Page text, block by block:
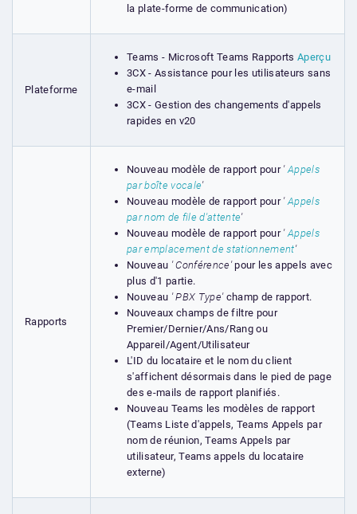
la plate-forme de communication)
Plateforme
Teams - Microsoft Teams Rapports Aperçu
3CX - Assistance pour les utilisateurs sans
e-mail
3CX - Gestion des changements d'appels
rapides en v20
Rapports
Nouveau modèle de rapport pour 'Appels
par boîte vocale'
Nouveau modèle de rapport pour 'Appels
par nom de file d'attente'
Nouveau modèle de rapport pour 'Appels
par emplacement de stationnement'
Nouveau ' Conférence'pour les appels avec
plus d'1 partie.
Nouveau ' PBX Type'champ de rapport.
Nouveaux champs de filtre pour
Premier/Dernier/Ans/Rang ou
Appareil/Agent/Utilisateur
L'ID du locataire et le nom du client
s'affichent désormais dans le pied de page
des e-mails de rapport planifiés.
Nouveau Teams les modèles de rapport
(Teams Liste d'appels, Teams Appels par
nom de réunion, Teams Appels par
utilisateur, Teams appels du locataire
externe)